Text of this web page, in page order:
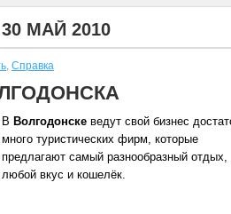
30 МАЙ 2010
, Справка
В Волгодонске ведут свой бизнес
много туристических фирм, которые
предлагают самый разнообразный отдых,
любой вкус и кошелёк.